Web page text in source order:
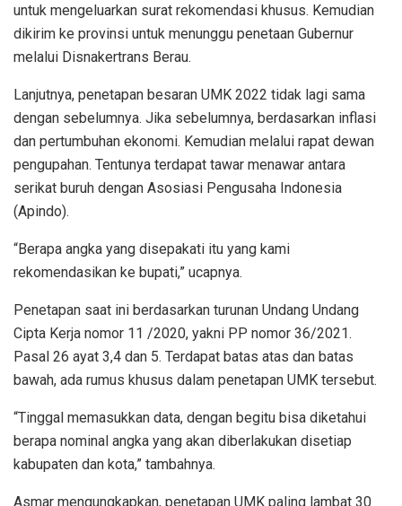
untuk mengeluarkan surat rekomendasi khusus. Kemudian
dikirim ke provinsi untuk menunggu penetaan Gubernur
melalui Disnakertrans Berau.
Lanjutnya, penetapan besaran UMK 2022 tidak lagi sama
dengan sebelumnya. Jika sebelumnya, berdasarkan inflasi
dan pertumbuhan ekonomi. Kemudian melalui rapat dewan
pengupahan. Tentunya terdapat tawar menawar antara
serikat buruh dengan Asosiasi Pengusaha Indonesia
(Apindo).
“Berapa angka yang disepakati itu yang kami
rekomendasikan ke bupati,” ucapnya.
Penetapan saat ini berdasarkan turunan Undang Undang
Cipta Kerja nomor 11 /2020, yakni PP nomor 36/2021.
Pasal 26 ayat 3,4 dan 5. Terdapat batas atas dan batas
bawah, ada rumus khusus dalam penetapan UMK tersebut.
“Tinggal memasukkan data, dengan begitu bisa diketahui
berapa nominal angka yang akan diberlakukan disetiap
kabupaten dan kota,” tambahnya.
Asmar mengungkapkan, penetapan UMK paling lambat 30